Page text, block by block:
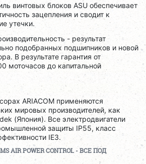
винтовых блоков ASU обеспечивает
зацепления и сводит к
утечки.
- результат
подобранных подшипников и новой
В результате гарантия от
моточасов до капитальной
ARIACOM применяются
мировых производителей, как
(Япония). Все электродвигатели
защиты IP55, класс
IE3.
AIRPOWERCONTROL - ВСЕ ПОД